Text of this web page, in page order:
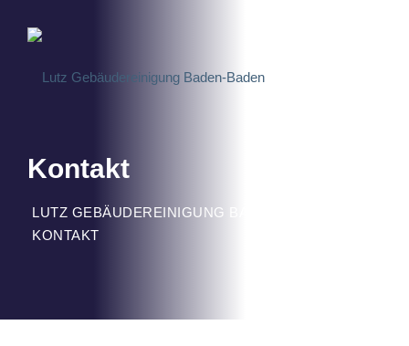
Kontakt
LUTZ GEBÄUDEREINIGUNG BADEN-BADEN
KONTAKT